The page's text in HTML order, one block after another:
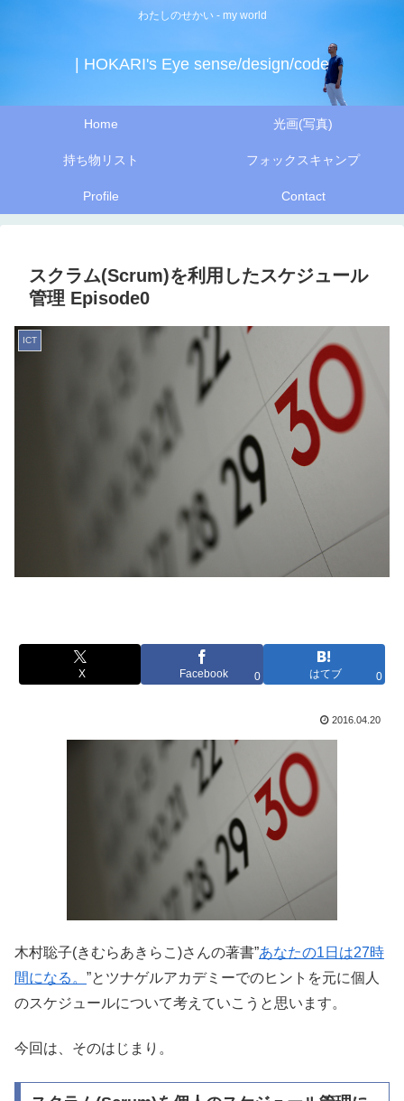
わたしのせかい - my world
| HOKARI's Eye sense/design/code
Home 光画(写真)
持ち物リスト フォックスキャンプ
Profile Contact
スクラム(Scrum)を利用したスケジュール
管理 Episode0
ICT
X Facebook 0 はてブ 0
2016.04.20
木村聡子(きむらあきらこ)さんの著書”あなたの1日は27時
間になる。 ”とツナゲルアカデミーでのヒントを元に個人
のスケジュールについて考えていこうと思います。
今回は、そのはじまり。